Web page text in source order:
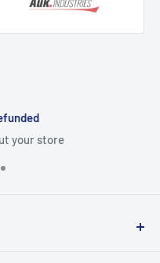
your store